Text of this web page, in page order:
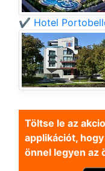
✔️ Hotel
Töltse le az
applikációt,
önnel legyen az